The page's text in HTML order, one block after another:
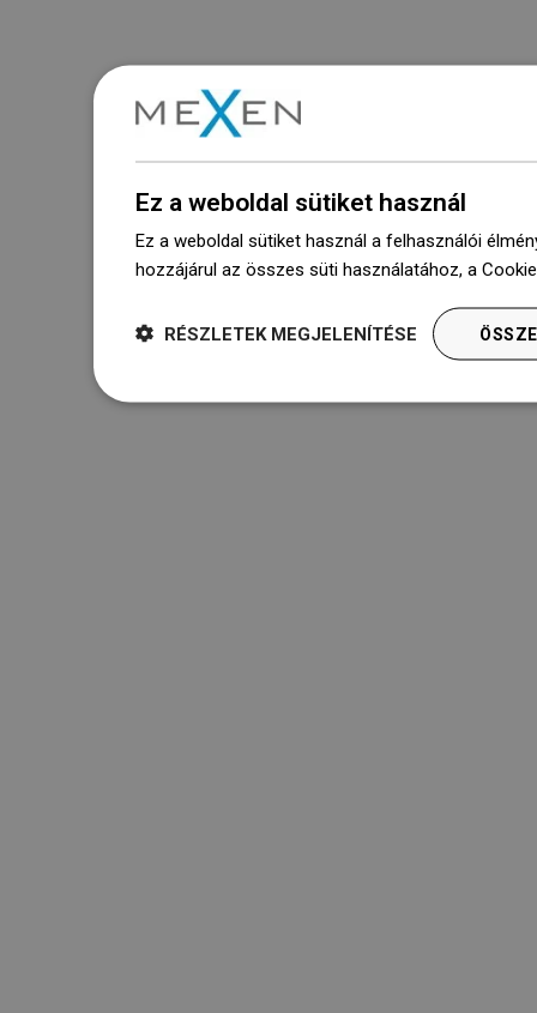
Ez a weboldal sütiket használ
Ez a weboldal sütiket használ a felhasználói
hozzájárul az összes süti használatához, a
RÉSZLETEK MEGJELENÍTÉSE